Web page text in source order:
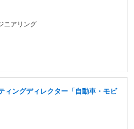
ニアリング
ィングディレクター「自動車・モビ